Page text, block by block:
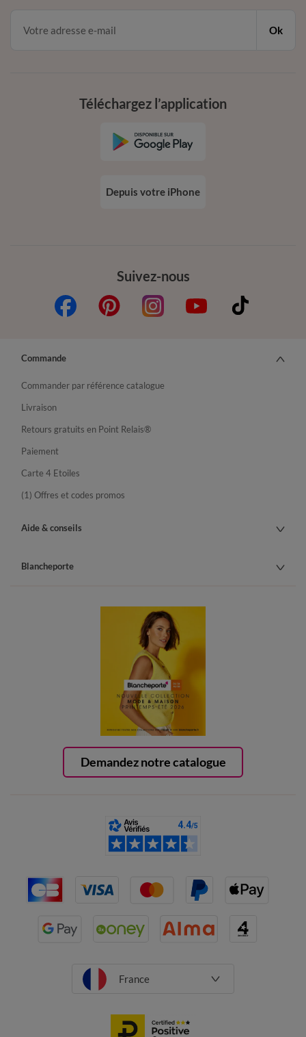
Ok
Suivez-nous
Téléchargez l’application
Depuis votre iPhone
Demandez notre catalogue
Commande
Commander par référence catalogue
Livraison
Retours gratuits en Point Relais®
Paiement
Carte 4 Etoiles
(1) Offres et codes promos
Aide & conseils
Blancheporte
France